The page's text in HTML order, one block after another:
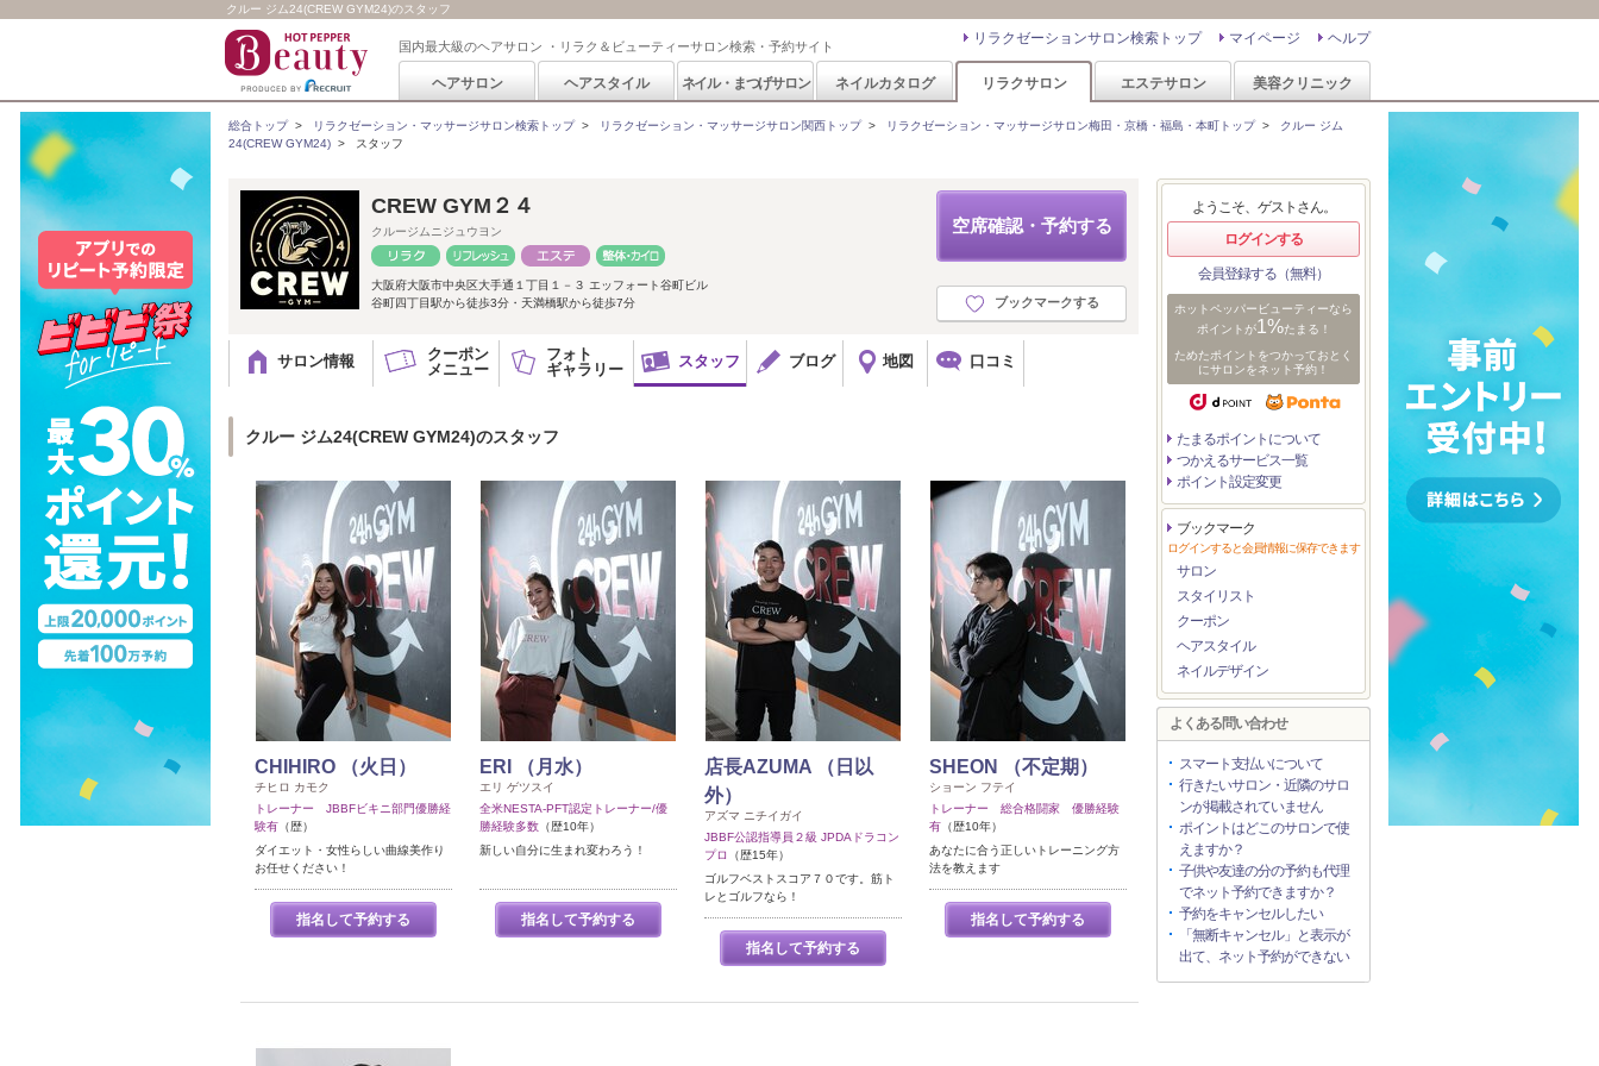
クルー ジム24(CREW GYM24)のスタッフ
国内最大級のヘアサロン ・リラク＆ビューティーサロン検索・予約サイト ヘルプ
マイページ
リラクゼーションサロン検索トップ
ヘアサロン ヘアスタイル ネイル・まつげサロン ネイルカタログ リラクサロン エステサロン 美容クリニック
総合トップ> リラクゼーション・マッサージサロン検索トップ> リラクゼーション・マッサージサロン関西トップ> リラクゼーション・マッサージサロン梅田・京橋・福島・本町トップ> クルー ジム
24(CREW GYM24) > スタッフ
空席確認・予約する
ブックマークする
CREW GYM２４
クルージムニジュウヨン
大阪府大阪市中央区大手通１丁目１－３ エッフォート谷町ビル
谷町四丁目駅から徒歩3分・天満橋駅から徒歩7分
サロン情報
クーポン
メニュー
フォト
ギャラリー
スタッフ ブログ 地図 口コミ
クルー ジム24(CREW GYM24)のスタッフ
CHIHIRO （火日）
チヒロ カモク
トレーナー JBBFビキニ部門優勝経
験有（歴）
ダイエット・女性らしい曲線美作り
お任せください！
指名して予約する
ERI （月水）
エリ ゲツスイ
全米NESTA-PFT認定トレーナー/優
勝経験多数（歴10年）
新しい自分に生まれ変わろう！
指名して予約する
店長AZUMA （日以
外）
アズマ ニチイガイ
JBBF公認指導員２級 JPDAドラコン
プロ
（歴15年）
ゴルフベストスコア７０です。筋ト
レとゴルフなら！
指名して予約する
SHEON （不定期）
ショーン フテイ
トレーナー 総合格闘家 優勝経験
有（歴10年）
あなたに合う正しいトレーニング方
法を教えます
指名して予約する
ようこそ、ゲストさん。
ログインする
会員登録する（無料）
ホットペッパービューティーなら
ポイントが1%たまる！
ためたポイントをつかっておとく
にサロンをネット予約！
たまるポイントについて
つかえるサービス一覧
ポイント設定変更
ブックマーク
ログインすると会員情報に保存できます
サロン
スタイリスト
クーポン
ヘアスタイル
ネイルデザイン
よくある問い合わせ
スマート支払いについて
行きたいサロン・近隣のサロ
ンが掲載されていません
ポイントはどこのサロンで使
えますか？
子供や友達の分の予約も代理
でネット予約できますか？
予約をキャンセルしたい
「無断キャンセル」と表示が
出て、ネット予約ができない